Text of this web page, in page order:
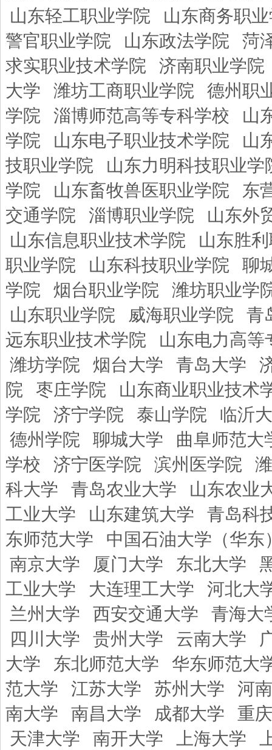
山东轻工职业学院
山东商务职
警官职业学院
山东政法学院
菏
求实职业技术学院
济南职业学院
大学
潍坊工商职业学院
德州职
学院
淄博师范高等专科学校
山
学院
山东电子职业技术学院
山
技职业学院
山东力明科技职业学
学院
山东畜牧兽医职业学院
东
交通学院
淄博职业学院
山东外
山东信息职业技术学院
山东胜
职业学院
山东科技职业学院
聊
学院
烟台职业学院
潍坊职业学
山东职业学院
威海职业学院
青
远东职业技术学院
山东电力高等
潍坊学院
烟台大学 青岛大学
院
枣庄学院
山东商业职业技术
学院
济宁学院 泰山学院
临沂
德州学院
聊城大学
曲阜师范大
学校
济宁医学院 滨州医学院
科大学
青岛农业大学
山东农业
工业大学
山东建筑大学
青岛科
东师范大学
中国石油大学（华东
南京大学
厦门大学 东北大学
工业大学
大连理工大学
河北大
兰州大学
西安交通大学
青海大
四川大学
贵州大学 云南大学
大学
东北师范大学
华东师范大
范大学
江苏大学 苏州大学
河
南大学
南昌大学 成都大学
重
天津大学
南开大学 上海大学